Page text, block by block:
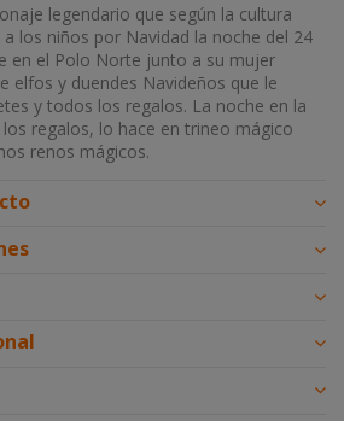
legendario que según la cultura
los niños por Navidad la noche del 24
en el Polo Norte junto a su mujer
elfos y duendes Navideños que le
y todos los regalos. La noche en la
regalos, lo hace en trineo mágico
renos mágicos.